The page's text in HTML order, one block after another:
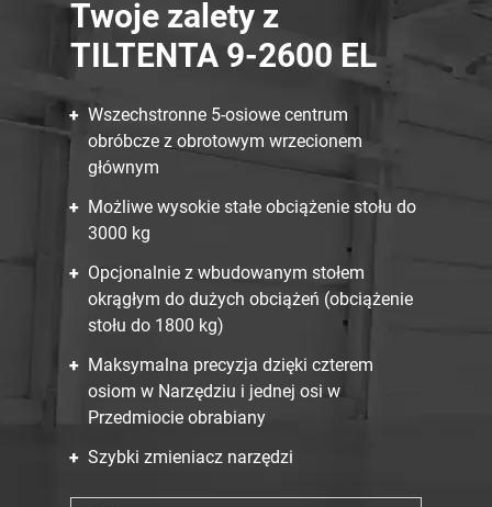
Twoje zalety z
TILTENTA 9-2600 EL
Wszechstronne 5-osiowe centrum
obróbcze z obrotowym wrzecionem
głównym
Możliwe wysokie stałe obciążenie stołu do
3000 kg
Opcjonalnie z wbudowanym stołem
okrągłym do dużych obciążeń (obciążenie
stołu do 1800 kg)
Maksymalna precyzja dzięki czterem
osiom w Narzędziu i jednej osi w
Przedmiocie obrabiany
Szybki zmieniacz narzędzi